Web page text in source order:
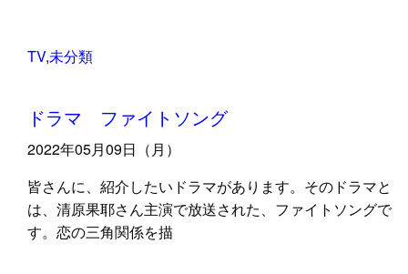
TV,未分類
ドラマ ファイトソング
2022年05月09日（月）
皆さんに、紹介したいドラマがあります。そのドラマと
は、清原果耶さん主演で放送された、ファイトソングで
す。恋の三角関係を描